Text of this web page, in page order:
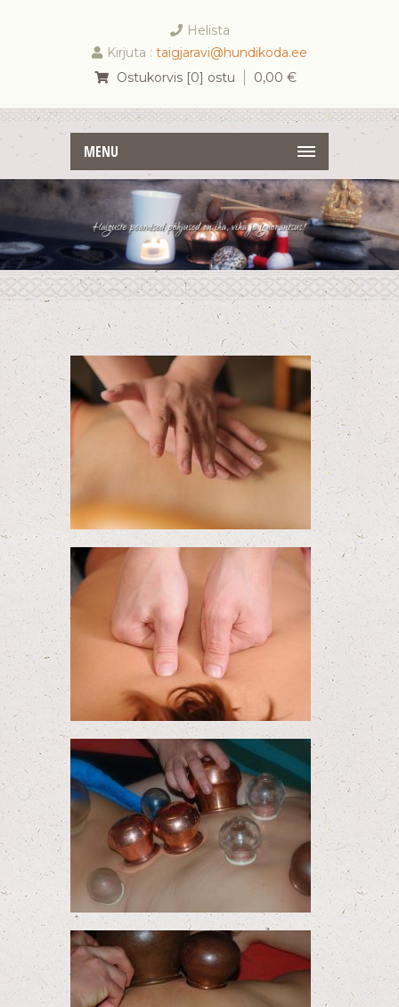
Helista
Kirjuta : taigjaravi@hundikoda.ee
Ostukorvis [0] ostu
0,00 €
MENU